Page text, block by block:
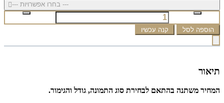
--- בחרו אפשרויות ---
הוספה לסל קנה עכשיו
תיאור
המחיר משתנה בהתאם לבחירת סוג התמונה, גודל והגימור.